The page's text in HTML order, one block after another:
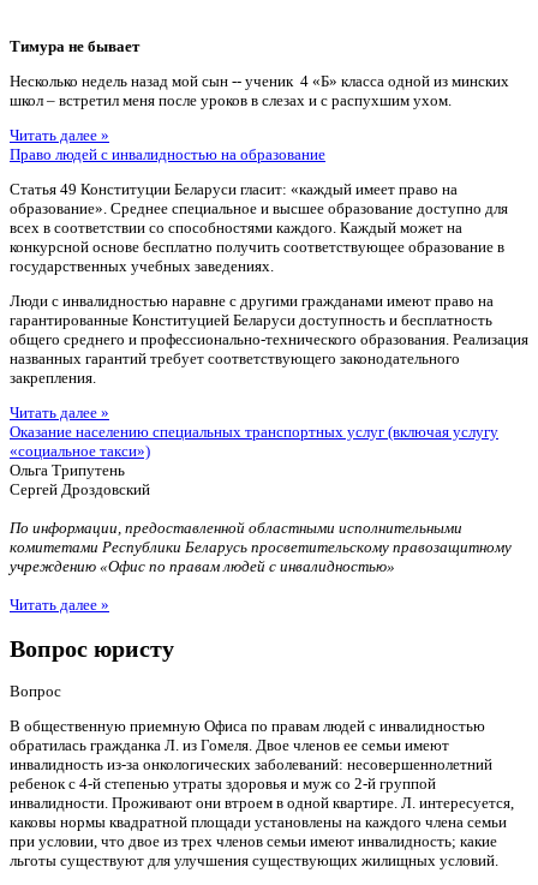
Тимура не бывает
Несколько недель назад мой сын -- ученик 4 «Б» класса одной из минских
школ – встретил меня после уроков в слезах и с распухшим ухом.
Читать далее »
Право людей с инвалидностью на образование
Статья 49 Конституции Беларуси гласит: «каждый имеет право на
образование». Среднее специальное и высшее образование доступно для
всех в соответствии со способностями каждого. Каждый может на
конкурсной основе бесплатно получить соответствующее образование в
государственных учебных заведениях.
Люди с инвалидностью наравне с другими гражданами имеют право на
гарантированные Конституцией Беларуси доступность и бесплатность
общего среднего и профессионально-технического образования. Реализация
названных гарантий требует соответствующего законодательного
закрепления.
Читать далее »
Оказание населению специальных транспортных услуг (включая услугу
«социальное такси»)
Ольга Трипутень
Сергей Дроздовский
По информации, предоставленной областными исполнительными
комитетами Республики Беларусь просветительскому правозащитному
учреждению «Офис по правам людей с инвалидностью»
Читать далее »
Вопрос юристу
Вопрос
В общественную приемную Офиса по правам людей с инвалидностью
обратилась гражданка Л. из Гомеля. Двое членов ее семьи имеют
инвалидность из-за онкологических заболеваний: несовершеннолетний
ребенок с 4-й степенью утраты здоровья и муж со 2-й группой
инвалидности. Проживают они втроем в одной квартире. Л. интересуется,
каковы нормы квадратной площади установлены на каждого члена семьи
при условии, что двое из трех членов семьи имеют инвалидность; какие
льготы существуют для улучшения существующих жилищных условий.